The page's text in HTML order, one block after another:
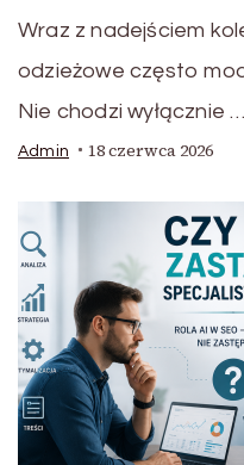
Wraz z nadejściem
odzieżowe często
Nie chodzi wyłącznie …
Admin 18 czerwca 2026